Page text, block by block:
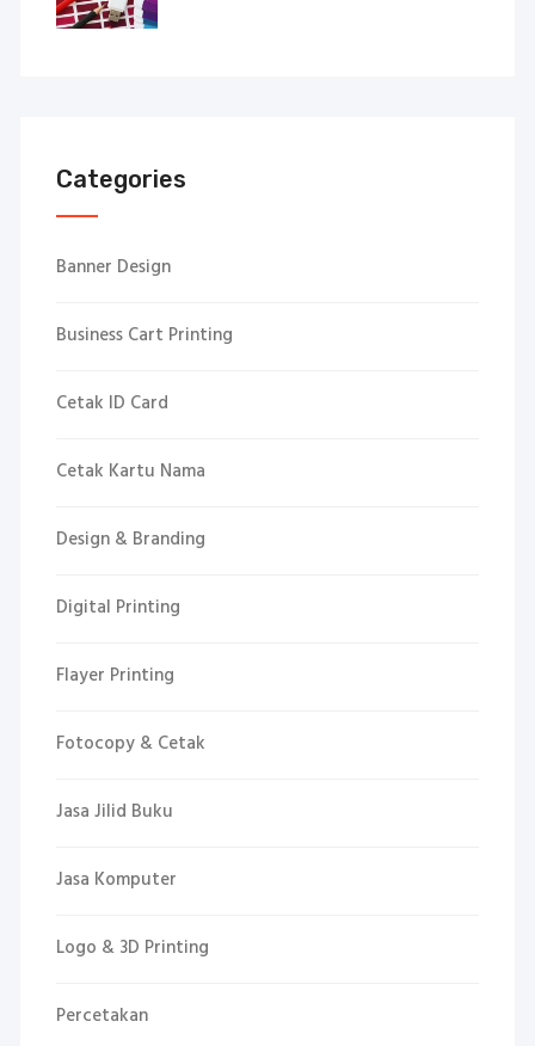
Categories
Banner Design
Business Cart Printing
Cetak ID Card
Cetak Kartu Nama
Design & Branding
Digital Printing
Flayer Printing
Fotocopy & Cetak
Jasa Jilid Buku
Jasa Komputer
Logo & 3D Printing
Percetakan